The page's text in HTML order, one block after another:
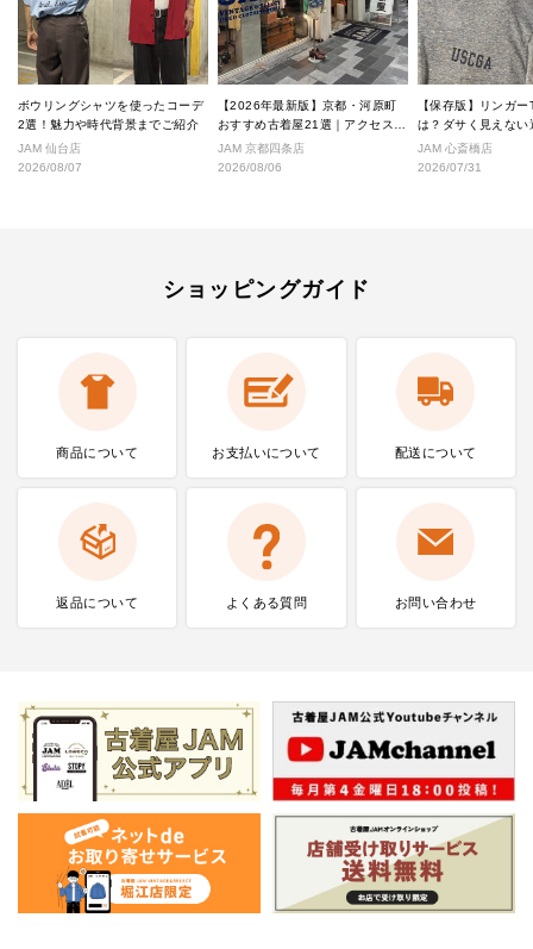
ボウリングシャツを使ったコーデ
2選！魅力や時代背景までご紹介
JAM 仙台店
2026/08/07
【2026年最新版】京都・河原町
おすすめ古着屋21選｜アクセス良
好な絶対行くべきショップ厳選！
JAM 京都四条店
2026/08/06
【保存版】リンガ
は？ダサく見えない
なし完全ガイド
JAM 心斎橋店
2026/07/31
ショッピングガイド
商品について お支払いについて 配送について
返品について よくある質問 お問い合わせ